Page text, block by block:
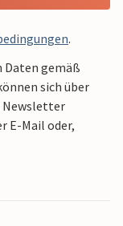
.
Daten gemäß
sich über
Newsletter
E-Mail oder,